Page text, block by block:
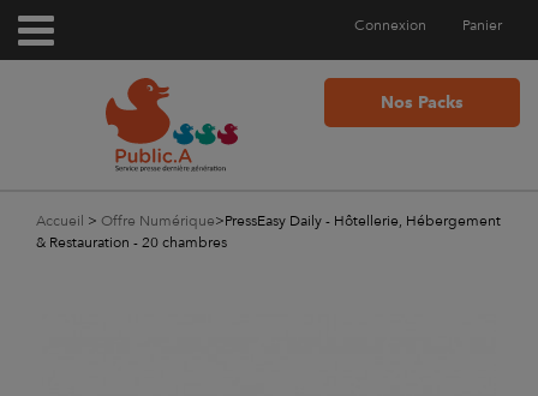
Panier
Connexion
Nos Packs
Accueil > Offre Numérique>PressEasy Daily - Hôtellerie, Hébergement
& Restauration - 20 chambres